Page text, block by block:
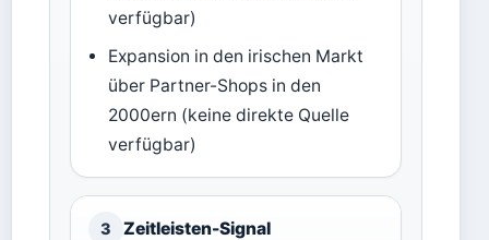
verfügbar)
Expansion in den irischen Markt
über Partner-Shops in den
2000ern (keine direkte Quelle
verfügbar)
3 Zeitleisten-Signal